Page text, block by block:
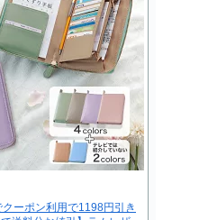
クーポン利用で1198円引き